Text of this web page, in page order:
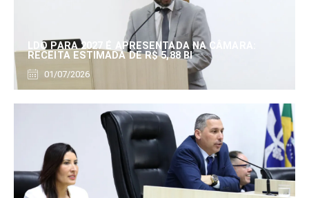
LDO PARA 2027 É APRESENTADA NA CÂMARA:
RECEITA ESTIMADA DE R$ 5,88 BI
01/07/2026